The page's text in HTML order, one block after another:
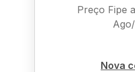
Preço Fipe
Nova